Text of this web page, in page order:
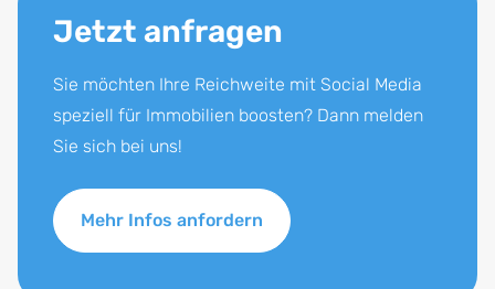
Jetzt anfragen
Sie möchten Ihre Reichweite mit Social Media
speziell für Immobilien boosten? Dann melden
Sie sich bei uns!
Mehr Infos anfordern